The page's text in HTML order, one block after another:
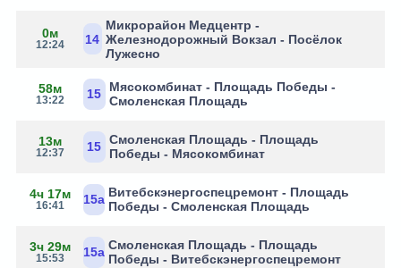
0м
12:24 14
Микрорайон Медцентр -
Железнодорожный Вокзал - Посёлок
Лужесно
58м
13:22 15
Мясокомбинат - Площадь Победы -
Смоленская Площадь
13м
12:37 15 Смоленская Площадь - Площадь
Победы - Мясокомбинат
4ч 17м
16:41 15а Витебскэнергоспецремонт - Площадь
Победы - Смоленская Площадь
3ч 29м
15:53 15а Смоленская Площадь - Площадь
Победы - Витебскэнергоспецремонт